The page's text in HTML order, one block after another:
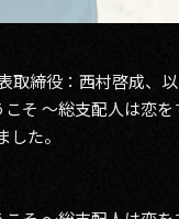
締役：西村啓成、
そ ～総支配人は恋
た。